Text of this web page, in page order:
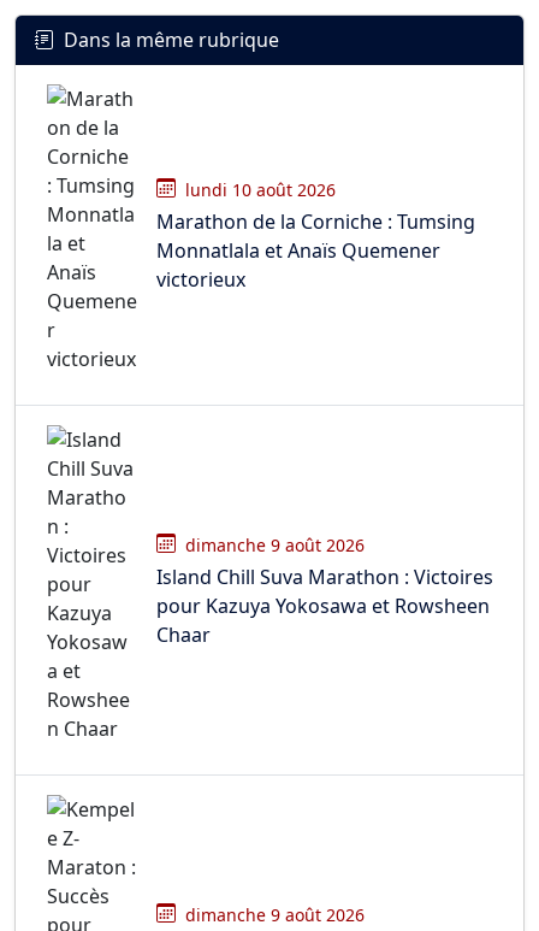
Dans la même rubrique
lundi 10 août 2026
Marathon de la Corniche : Tumsing
Monnatlala et Anaïs Quemener
victorieux
dimanche 9 août 2026
Island Chill Suva Marathon : Victoires
pour Kazuya Yokosawa et Rowsheen
Chaar
dimanche 9 août 2026